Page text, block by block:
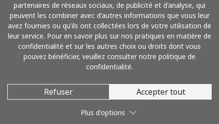
partenaires de réseaux sociaux, de publicité et d'analyse, qui
peuvent les combiner avec d'autres informations que vous leur
avez fournies ou qu'ils ont collectées lors de votre utilisation de
leur service. Pour en savoir plus sur nos pratiques en matière de
confidentialité et sur les autres choix ou droits dont vous
pouvez bénéficier, veuillez consulter notre politique de
confidentialité.
Refuser Accepter tout
Plus d'options
Payez avec
© 2026 AlloFrance